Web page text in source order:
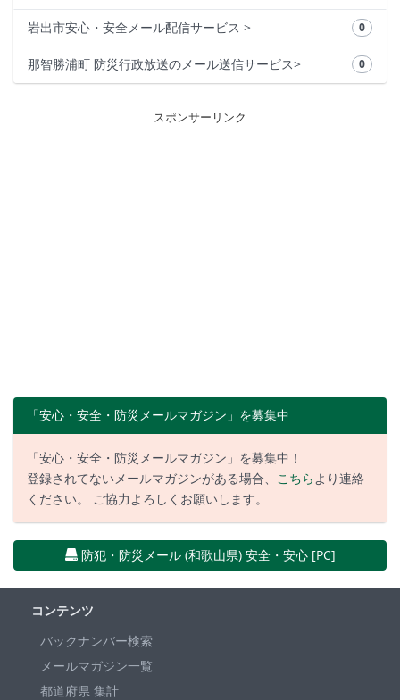
0
岩出市安心・安全メール配信サービス >
0
那智勝浦町 防災行政放送のメール送信サービス>
スポンサーリンク
「安心・安全・防災メールマガジン」を募集中
「安心・安全・防災メールマガジン」を募集中！
登録されてないメールマガジンがある場合、 こちらより連絡
ください。 ご協力よろしくお願いします。
防犯・防災メール (和歌山県) 安全・安心 [PC]
コンテンツ
バックナンバー検索
メールマガジン一覧
都道府県 集計